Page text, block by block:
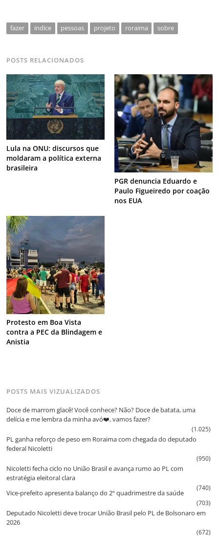
fazer indice pessoas projeto roraima sobre
POSTS RELACIONADOS
Lula na ONU: discursos que
moldaram a política externa
brasileira
PGR denuncia Eduardo e
Paulo Figueiredo por coação
nos EUA
Protesto em Boa Vista
contra a PEC da Blindagem e
Anistia
POSTS MAIS VIZUALIZADOS
Doce de marrom glacê! Você conhece? Não? Doce de batata, uma
delícia e me lembra da minha avó❤️, vamos fazer?
(1.025)
PL ganha reforço de peso em Roraima com chegada do deputado
federal Nicoletti
(950)
Nicoletti fecha ciclo no União Brasil e avança rumo ao PL com
estratégia eleitoral clara
(740)
Vice‑prefeito apresenta balanço do 2º quadrimestre da saúde
(703)
Deputado Nicoletti deve trocar União Brasil pelo PL de Bolsonaro em
2026
(672)